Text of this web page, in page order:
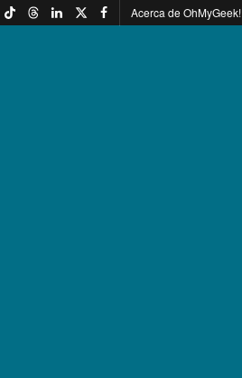
Acerca de OhMyGeek!